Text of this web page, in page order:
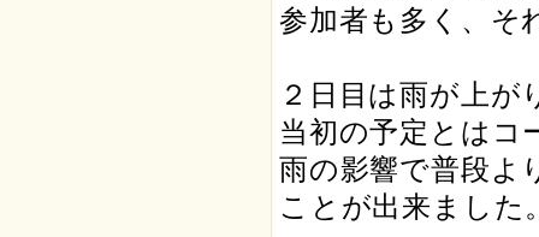
参加者も多く、そ
２日目は雨が上
当初の予定とはコ
雨の影響で普段よ
ことが出来ました